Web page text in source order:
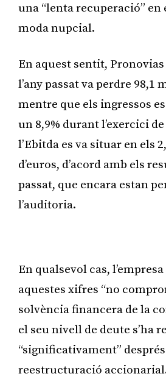
una “lenta recuperació” en
moda nupcial.
En aquest sentit, Pronovias
l’any passat va perdre 98,1
mentre que els ingressos
un 8,9% durant l’exercici de
l’Ebitda es va situar en els
d’euros, d’acord amb els
passat, que encara estan
l’auditoria.
En qualsevol cas,
aquestes xifres “no
solvència financera de la
el seu nivell de deute s’ha
“significativament”
reestructuració